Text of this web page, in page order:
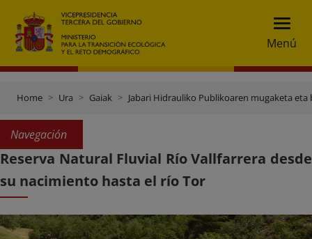
Menú
Home Ura Gaiak Jabari Hidrauliko Publikoaren mugaketa eta
Navegación
Reserva Natural Fluvial Río Vallfarrera desde
su nacimiento hasta el río Tor